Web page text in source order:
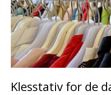
Klesstativ for de